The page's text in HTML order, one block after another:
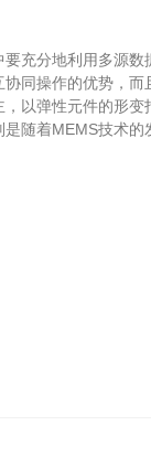
分地利用多源数
同操作的优势，
弹性元件的形变
随着MEMS技术